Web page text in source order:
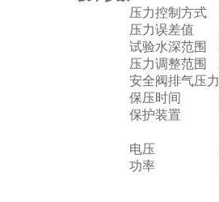
压力控制方式
压力误差值
试验水深范围
压力调整范围
安全阀排气压力
保压时间
保护装置
电压
功率